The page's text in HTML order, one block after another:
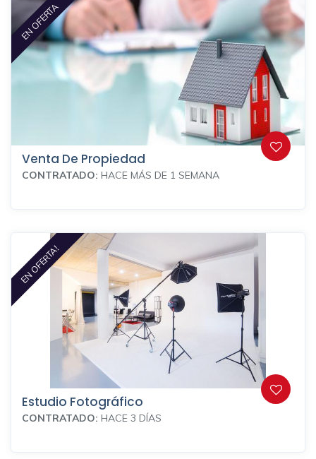
EN OFERTA
Venta De Propiedad
CONTRATADO: HACE MÁS DE 1 SEMANA
EN OFERTA!
Estudio Fotográfico
CONTRATADO: HACE 3 DÍAS